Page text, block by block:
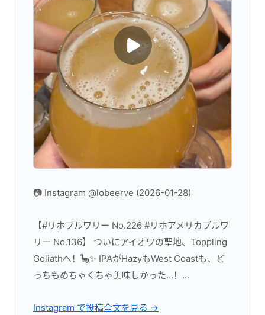
📷 Instagram @lobeerve (2026-01-28)
【#リホブルワリー No.226 #リホアメリカブルワ
リー No.136】 ついにアイオワの聖地、Toppling
Goliathへ！🦕✨ IPAがHazyもWest Coastも、ど
っちもめちゃくちゃ美味しかった…！…
Instagram で投稿全文を見る →